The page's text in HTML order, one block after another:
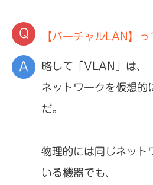
【バーチャルLAN】っ
略して「VLAN」は、
ネットワークを仮想的
だ。
物理的には同じネット
いる機器でも、